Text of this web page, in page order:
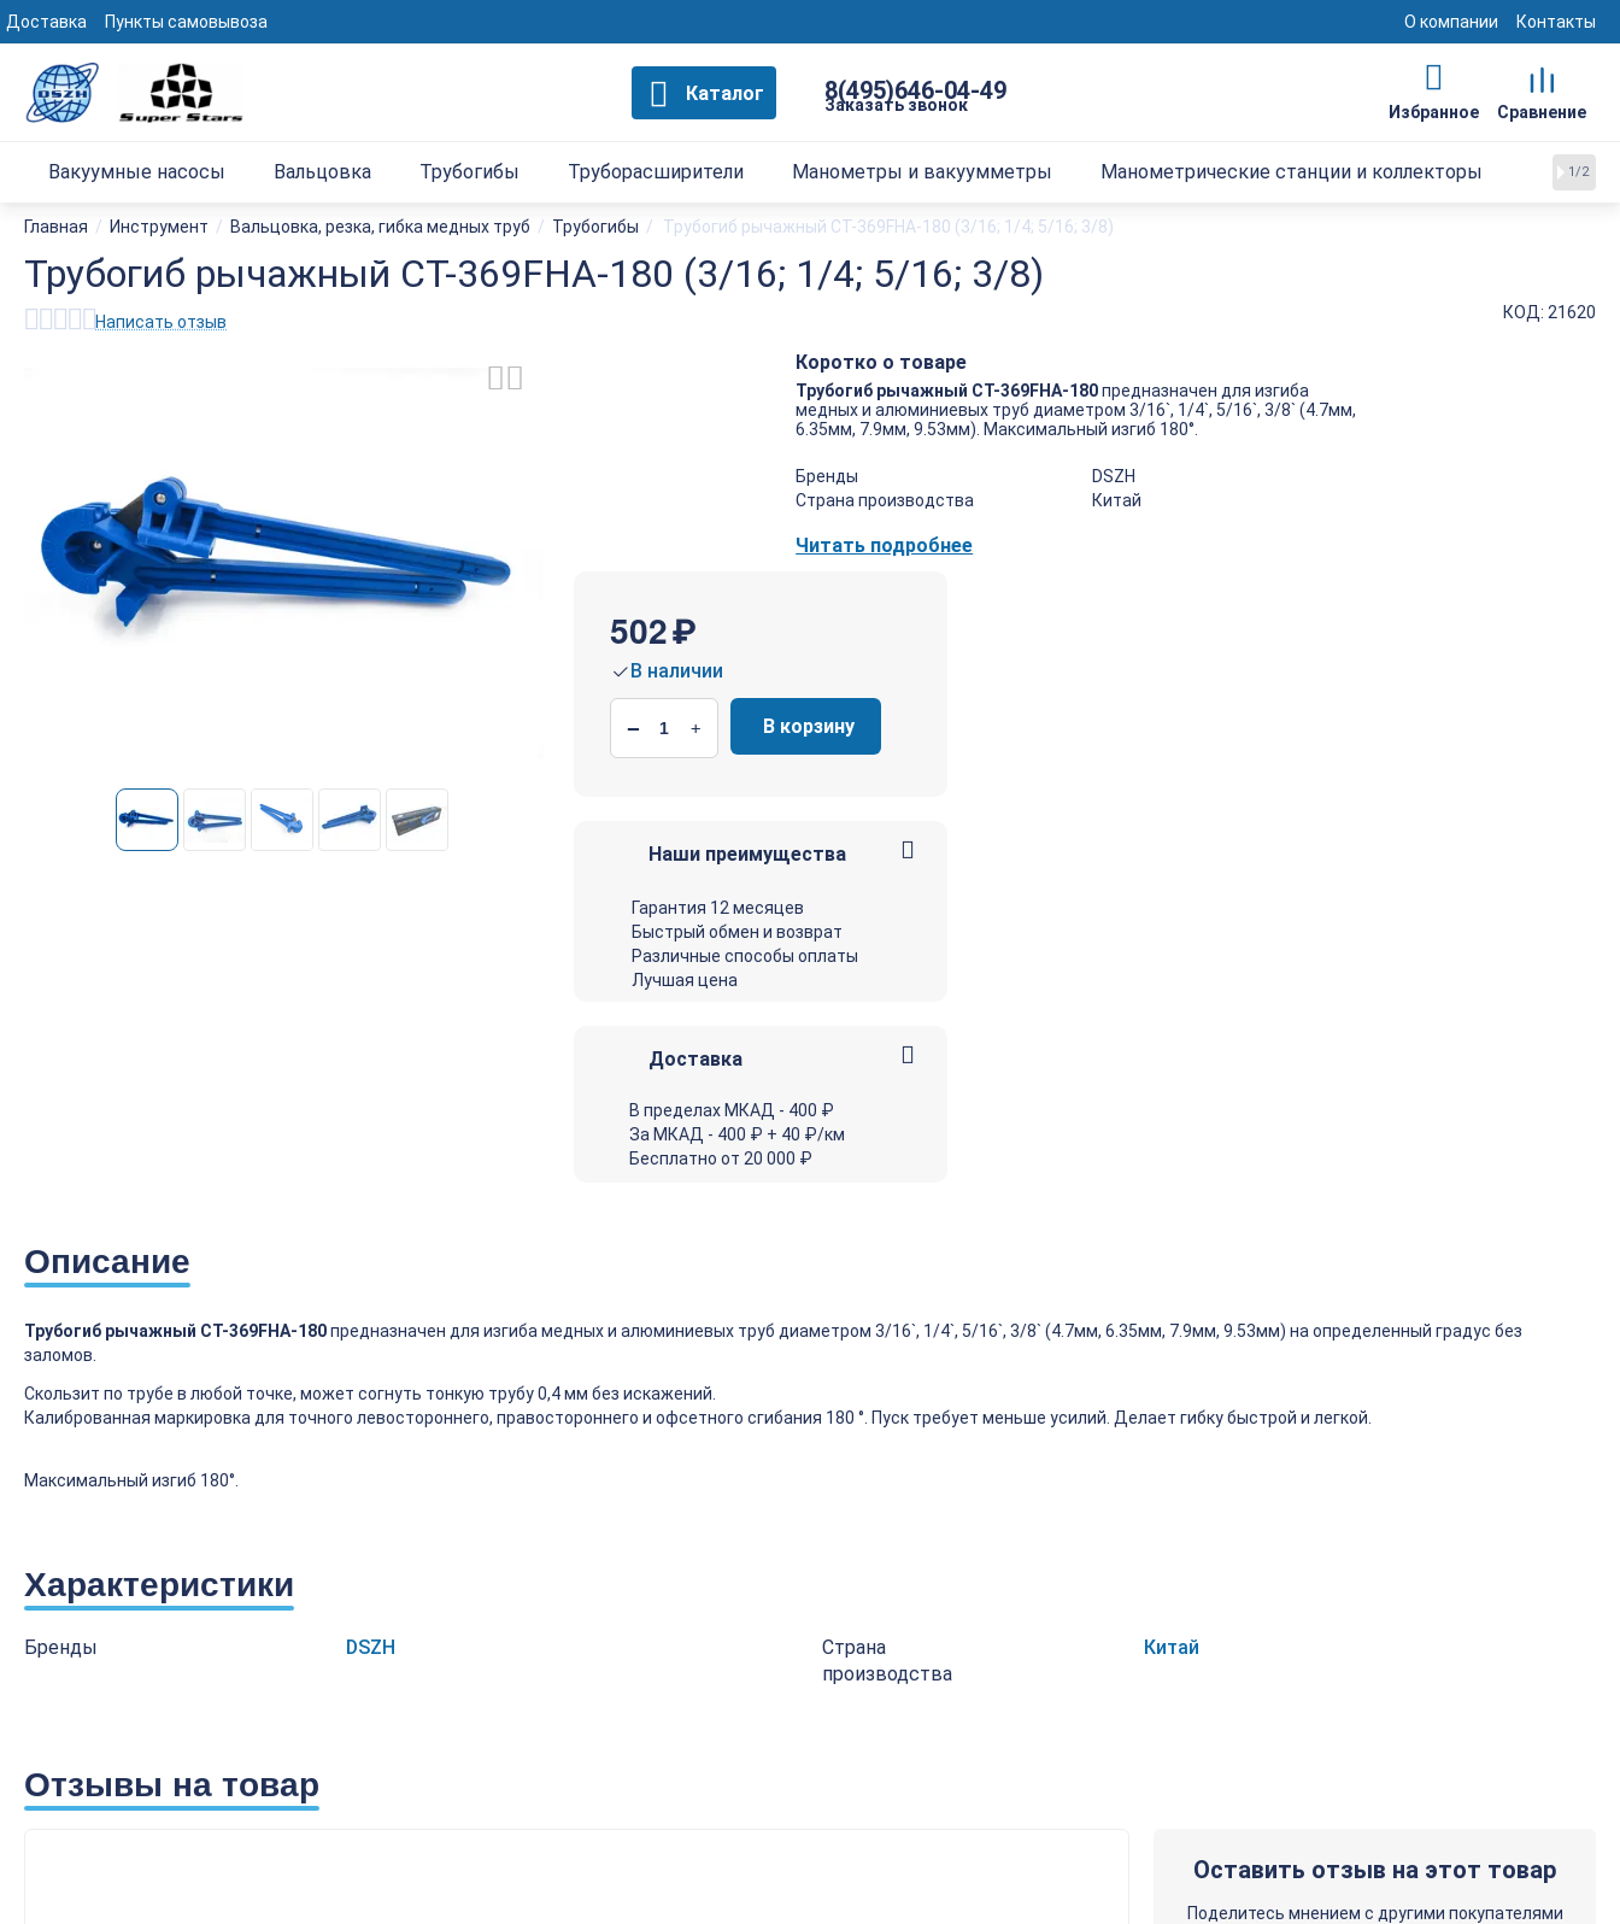
Доставка Пункты самовывоза О компании Контакты
Каталог 8(495)646-04-49
Заказать звонок
Вакуумные насосы Вальцовка Трубогибы Труборасширители Манометры и вакуумметры Манометрические станции и коллекторы 1/2
Главная / Инструмент / Вальцовка, резка, гибка медных труб / Трубогибы / Трубогиб рычажный CT-369FHA-180 (3/16; 1/4; 5/16; 3/8)
Трубогиб рычажный CT-369FHA-180 (3/16; 1/4; 5/16; 3/8)
КОД: 21620
Написать отзыв
Коротко о товаре
Трубогиб рычажный CT-369FHA-180предназначен для изгиба
медных и алюминиевых труб диаметром 3/16`, 1/4`, 5/16`, 3/8` (4.7мм,
6.35мм, 7.9мм, 9.53мм). Максимальный изгиб 180°.
Бренды
DSZH
Страна производства
Китай
Читать подробнее
502₽
В наличии
+
− В корзину
Наши преимущества
Гарантия 12 месяцев
Быстрый обмен и возврат
Различные способы оплаты
Лучшая цена
Доставка
В пределах МКАД - 400 ₽
За МКАД - 400 ₽ + 40 ₽/км
Бесплатно от 20 000 ₽
Описание
Трубогиб рычажный CT-369FHA-180предназначен для изгиба медных и алюминиевых труб диаметром 3/16`, 1/4`, 5/16`, 3/8` (4.7мм, 6.35мм, 7.9мм, 9.53мм) на определенный градус без
заломов.
Скользит по трубе в любой точке, может согнуть тонкую трубу 0,4 мм без искажений.
Калиброванная маркировка для точного левостороннего, правостороннего и офсетного сгибания 180 °. Пуск требует меньше усилий. Делает гибку быстрой и легкой.
Максимальный изгиб 180°.
Характеристики
Бренды DSZH
Страна
производства
Китай
Отзывы на товар
Оставить отзыв на этот товар
Поделитесь мнением с другими покупателями